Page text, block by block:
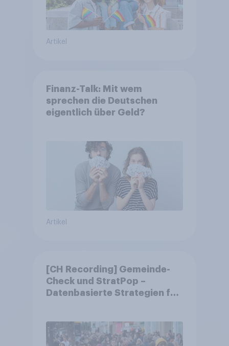
Artikel
Finanz-Talk: Mit wem
sprechen die Deutschen
eigentlich über Geld?
Artikel
[CH Recording] Gemeinde-
Check und StratPop –
Datenbasierte Strategien für